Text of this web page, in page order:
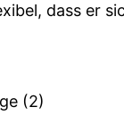
dass er
(2)